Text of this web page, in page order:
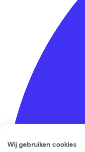
Wij gebruiken cookies